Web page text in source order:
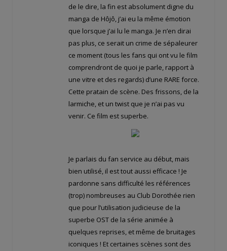
de le dire, la fin est absolument digne du
manga de Hôjô, j’ai eu la même émotion
que lorsque j’ai lu le manga. Je n’en dirai
pas plus, ce serait un crime de sépaleurer
ce moment (tous les fans qui ont vu le film
comprendront de quoi je parle, rapport à
une vitre et des regards) d’une RARE force.
Cette pratain de scène. Des frissons, de la
larmiche, et un twist que je n’ai pas vu
venir. Ce film est superbe.
Je parlais du fan service au début, mais
bien utilisé, il est tout aussi efficace ! Je
pardonne sans difficulté les références
(trop) nombreuses au Club Dorothée rien
que pour l’utilisation judicieuse de la
superbe OST de la série animée à
quelques reprises, et même de bruitages
iconiques ! Et certaines scènes sont des